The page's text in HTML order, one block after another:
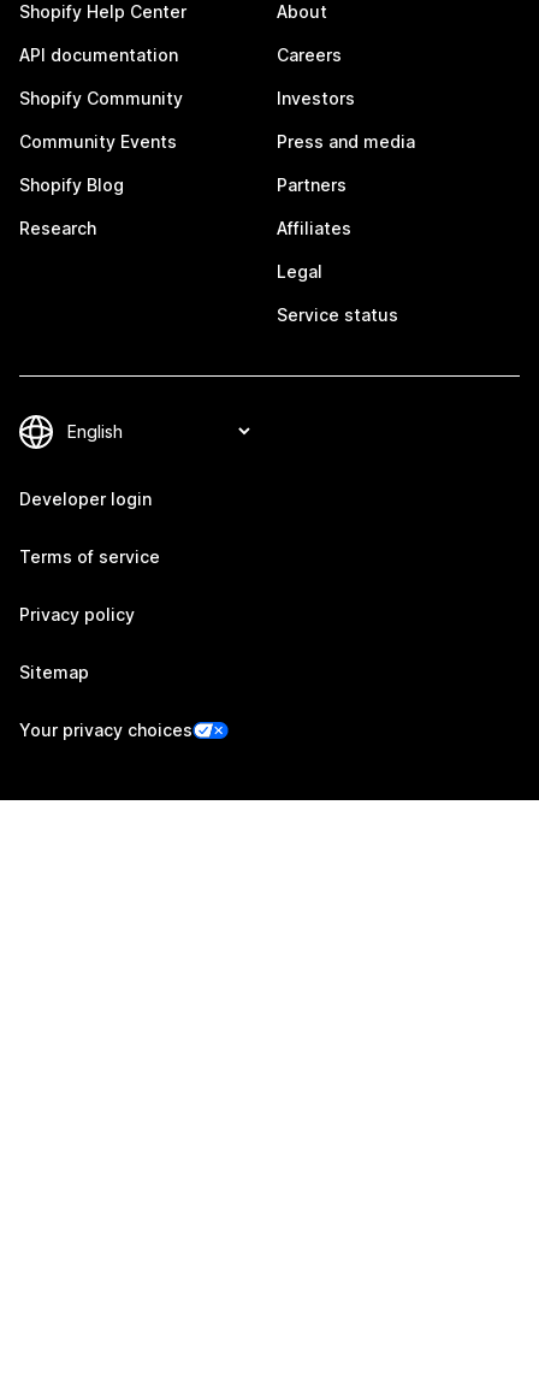
Shopify Help Center
API documentation
Shopify Community
Community Events
Shopify Blog
Research
About
Careers
Investors
Press and media
Partners
Affiliates
Legal
Service status
Developer login
Terms of service
Privacy policy
Sitemap
Your privacy choices